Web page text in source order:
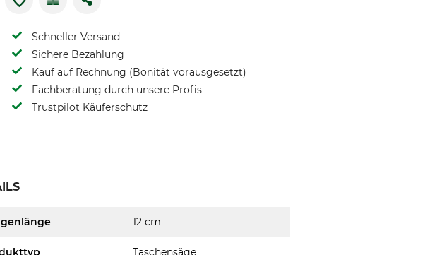
Schneller Versand
Sichere Bezahlung
Kauf auf Rechnung (Bonität vorausgesetzt)
Fachberatung durch unsere Profis
Trustpilot Käuferschutz
12 cm
Taschensäge